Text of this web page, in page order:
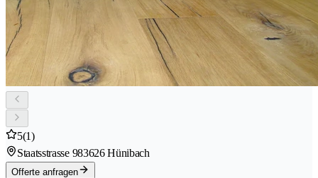
5(1)
Staatsstrasse 983626 Hünibach
Offerte anfragen